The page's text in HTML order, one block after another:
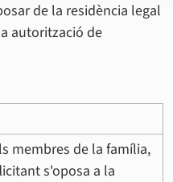
de la residència legal
autorització de
membres de la família,
s'oposa a la